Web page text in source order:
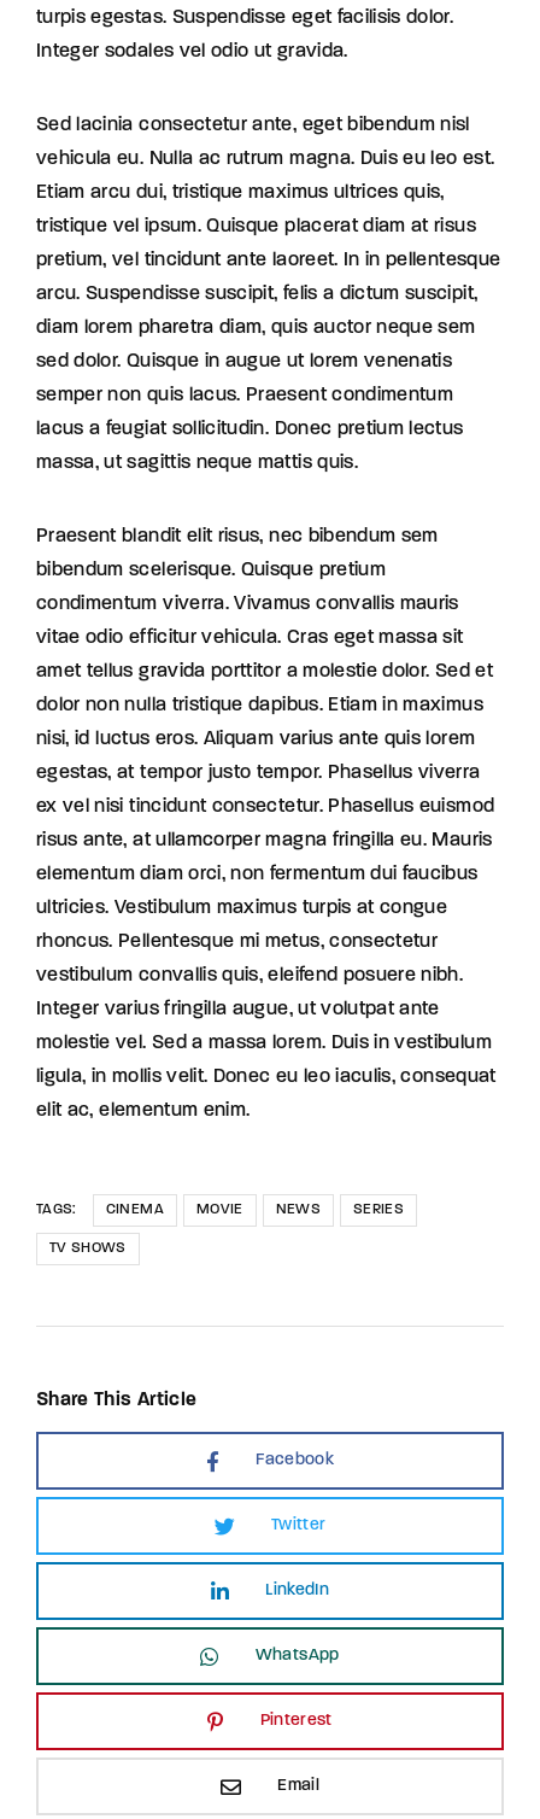
turpis egestas. Suspendisse eget facilisis dolor.
Integer sodales vel odio ut gravida.
Sed lacinia consectetur ante, eget bibendum nisl
vehicula eu. Nulla ac rutrum magna. Duis eu leo est.
Etiam arcu dui, tristique maximus ultrices quis,
tristique vel ipsum. Quisque placerat diam at risus
pretium, vel tincidunt ante laoreet. In in pellentesque
arcu. Suspendisse suscipit, felis a dictum suscipit,
diam lorem pharetra diam, quis auctor neque sem
sed dolor. Quisque in augue ut lorem venenatis
semper non quis lacus. Praesent condimentum
lacus a feugiat sollicitudin. Donec pretium lectus
massa, ut sagittis neque mattis quis.
Praesent blandit elit risus, nec bibendum sem
bibendum scelerisque. Quisque pretium
condimentum viverra. Vivamus convallis mauris
vitae odio efficitur vehicula. Cras eget massa sit
amet tellus gravida porttitor a molestie dolor. Sed et
dolor non nulla tristique dapibus. Etiam in maximus
nisi, id luctus eros. Aliquam varius ante quis lorem
egestas, at tempor justo tempor. Phasellus viverra
ex vel nisi tincidunt consectetur. Phasellus euismod
risus ante, at ullamcorper magna fringilla eu. Mauris
elementum diam orci, non fermentum dui faucibus
ultricies. Vestibulum maximus turpis at congue
rhoncus. Pellentesque mi metus, consectetur
vestibulum convallis quis, eleifend posuere nibh.
Integer varius fringilla augue, ut volutpat ante
molestie vel. Sed a massa lorem. Duis in vestibulum
ligula, in mollis velit. Donec eu leo iaculis, consequat
elit ac, elementum enim.
TAGS: CINEMA MOVIE NEWS SERIES
TV SHOWS
Share This Article
Facebook
Twitter
LinkedIn
WhatsApp
Pinterest
Email